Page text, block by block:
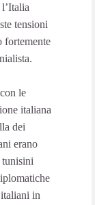
tensioni
fortemente
le
italiana
dei
erano
in